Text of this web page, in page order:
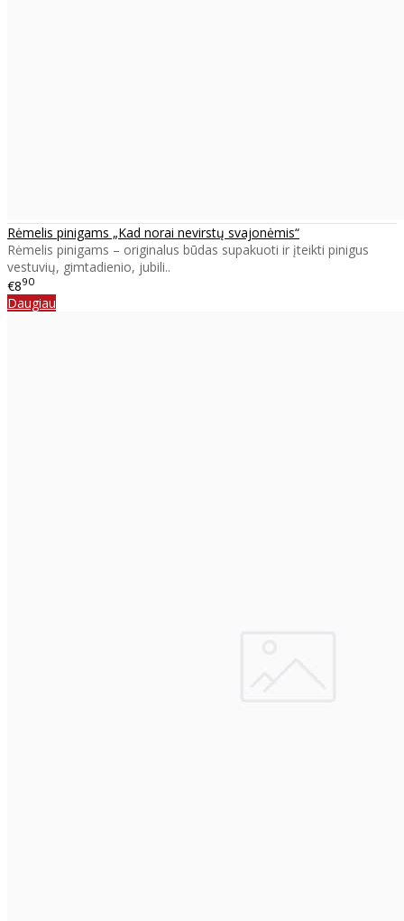
Rėmelis pinigams „Kad norai nevirstų svajonėmis“
Rėmelis pinigams – originalus būdas supakuoti ir įteikti pinigus
vestuvių, gimtadienio, jubili..
€890
Daugiau